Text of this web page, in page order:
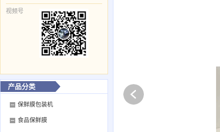
视频号
产品分类
保鲜膜包装机
食品保鲜膜